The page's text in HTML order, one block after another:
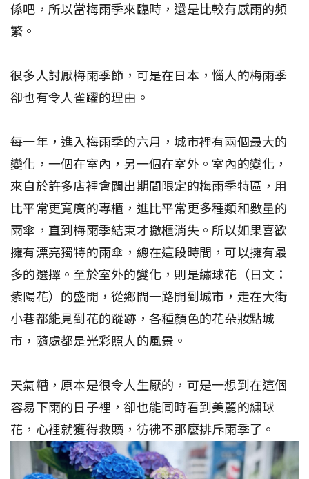
係吧，所以當梅雨季來臨時，還是比較有感雨的頻
繁。
很多人討厭梅雨季節，可是在日本，惱人的梅雨季
卻也有令人雀躍的理由。
每一年，進入梅雨季的六月，城市裡有兩個最大的
變化，一個在室內，另一個在室外。室內的變化，
來自於許多店裡會闢出期間限定的梅雨季特區，用
比平常更寬廣的專櫃，進比平常更多種類和數量的
雨傘，直到梅雨季結束才撤櫃消失。所以如果喜歡
擁有漂亮獨特的雨傘，總在這段時間，可以擁有最
多的選擇。至於室外的變化，則是繡球花（日文：
紫陽花）的盛開，從鄉間一路開到城市，走在大街
小巷都能見到花的蹤跡，各種顏色的花朵妝點城
市，隨處都是光彩照人的風景。
天氣糟，原本是很令人生厭的，可是一想到在這個
容易下雨的日子裡，卻也能同時看到美麗的繡球
花，心裡就獲得救贖，彷彿不那麼排斥雨季了。